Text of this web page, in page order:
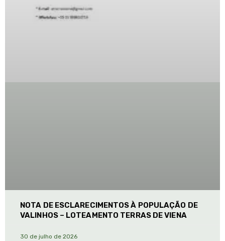
NOTA DE ESCLARECIMENTOS À POPULAÇÃO DE
VALINHOS – LOTEAMENTO TERRAS DE VIENA
30 de julho de 2026